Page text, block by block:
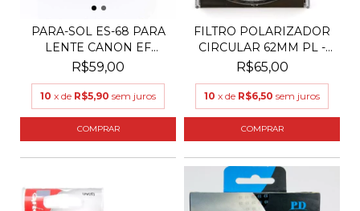
PARA-SOL ES-68 PARA
LENTE CANON EF
50MM...
R$59,00
10 x de R$5,90 sem juros
FILTRO POLARIZADOR
CIRCULAR 62MM PL -
GR...
R$65,00
10 x de R$6,50 sem juros